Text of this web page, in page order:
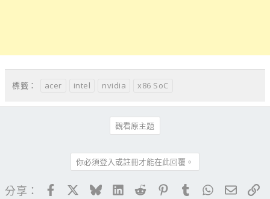
標籤： acer intel nvidia x86 SoC
觀看原主題
你必須登入或註冊才能在此回覆。
分享： FacebookBlueskyLinkedIn
Reddit PinterestTumblrWhatsApp
電子